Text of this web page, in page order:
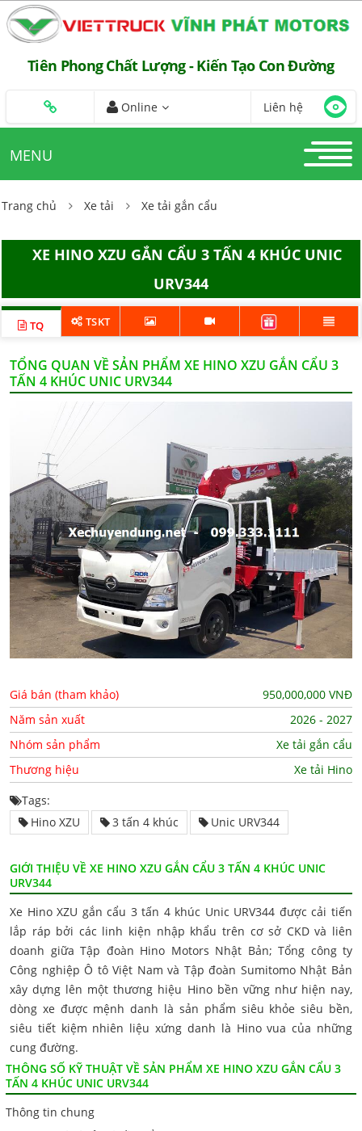
Tiên Phong Chất Lượng - Kiến Tạo Con Đường
Online Liên hệ
MENU
Trang chủ Xe tải Xe tải gắn cẩu
XE HINO XZU GẮN CẨU 3 TẤN 4 KHÚC UNIC
URV344
TQ TSKT
TỔNG QUAN VỀ SẢN PHẨM XE HINO XZU GẮN CẨU 3
TẤN 4 KHÚC UNIC URV344
Giá bán (tham khảo) 950,000,000 VNĐ
Năm sản xuất
2026 - 2027
Nhóm sản phẩm
Xe tải gắn cẩu
Thương hiệu
Xe tải Hino
Tags:
Hino XZU
3 tấn 4 khúc Unic URV344
GIỚI THIỆU VỀ XE HINO XZU GẮN CẨU 3 TẤN 4 KHÚC UNIC
URV344
Xe Hino XZU gắn cẩu 3 tấn 4 khúc Unic URV344 được cải tiến
lắp ráp bởi các linh kiện nhập khẩu trên cơ sở CKD và liên
doanh giữa Tập đoàn Hino Motors Nhật Bản; Tổng công ty
Công nghiệp Ô tô Việt Nam và Tập đoàn Sumitomo Nhật Bản
xây dựng lên một thương hiệu Hino bền vững như hiện nay,
dòng xe được mệnh danh là sản phẩm siêu khỏe siêu bền,
siêu tiết kiệm nhiên liệu xứng danh là Hino vua của những
cung đường.
THÔNG SỐ KỸ THUẬT VỀ SẢN PHẨM XE HINO XZU GẮN CẨU 3
TẤN 4 KHÚC UNIC URV344
Thông tin chung